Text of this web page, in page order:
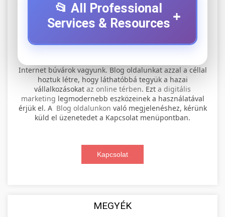
📂 All Professional
Services & Resources +
szervíz
+
Professional electric scooter repair and
maintenance services. Expert technicians
provide quality service for all major brands and
Visit Service Center
📊 2. online marketing
ügynökség
+
Comprehensive online marketing services
including SEO, social media management, and
aimarketingugynokseg.hu
🛴 3. legjobb elektromos roller
Compare top models, features, and prices to
🔗 4. prémium linképítés
Internet búvárok vagyunk. Blog oldalunkat azzal a céllal
hoztuk létre, hogy láthatóbbá tegyük a hazai
vállalkozásokat az online térben. Ezt a digitális
marketing legmodernebb eszközeinek a használatával
érjük el. A Blog oldalunkon való megjelenéshez, kérünk
küld el üzenetedet a Kapcsolat menüpontban.
Kapcsolat
MEGYÉK